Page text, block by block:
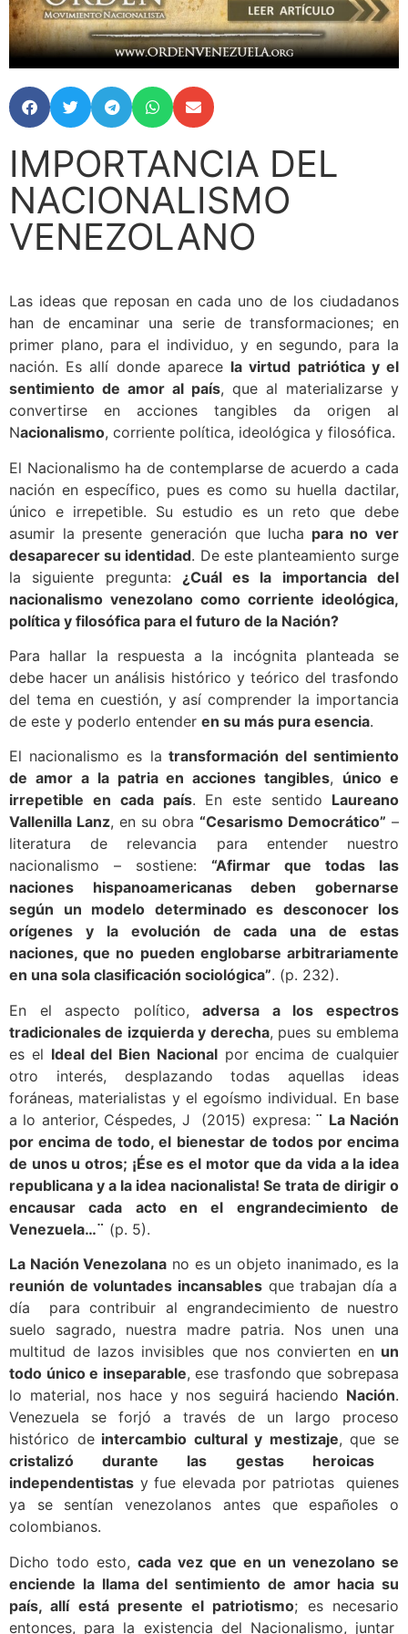
IMPORTANCIA DEL
NACIONALISMO
VENEZOLANO
Las ideas que reposan en cada uno de los ciudadanos
han de encaminar una serie de transformaciones; en
primer plano, para el individuo, y en segundo, para la
nación. Es allí donde aparece la virtud patriótica y el
sentimiento de amor al país, que al materializarse y
convertirse en acciones tangibles da origen al
Nacionalismo, corriente política, ideológica y filosófica.
El Nacionalismo ha de contemplarse de acuerdo a cada
nación en específico, pues es como su huella dactilar,
único e irrepetible. Su estudio es un reto que debe
asumir la presente generación que lucha para no ver
desaparecer su identidad. De este planteamiento surge
la siguiente pregunta: ¿Cuál es la importancia del
nacionalismo venezolano como corriente ideológica,
política y filosófica para el futuro de la Nación?
Para hallar la respuesta a la incógnita planteada se
debe hacer un análisis histórico y teórico del trasfondo
del tema en cuestión, y así comprender la importancia
de este y poderlo entender en su más pura esencia.
El nacionalismo es la transformación del sentimiento
de amor a la patria en acciones tangibles, único e
irrepetible en cada país. En este sentido Laureano
Vallenilla Lanz, en su obra “Cesarismo Democrático” –
literatura de relevancia para entender nuestro
nacionalismo – sostiene: “Afirmar que todas las
naciones hispanoamericanas deben gobernarse
según un modelo determinado es desconocer los
orígenes y la evolución de cada una de estas
naciones, que no pueden englobarse arbitrariamente
en una sola clasificación sociológica”. (p. 232).
En el aspecto político, adversa a los espectros
tradicionales de izquierda y derecha, pues su emblema
es el Ideal del Bien Nacionalpor encima de cualquier
otro interés, desplazando todas aquellas ideas
foráneas, materialistas y el egoísmo individual. En base
a lo anterior, Céspedes, J (2015) expresa: ¨ La Nación
por encima de todo, el bienestar de todos por encima
de unos u otros; ¡Ése es el motor que da vida a la idea
republicana y a la idea nacionalista! Se trata de dirigir o
encausar cada acto en el engrandecimiento de
Venezuela…¨ (p. 5).
La Nación Venezolana no es un objeto inanimado, es la
reunión de voluntades incansablesque trabajan día a
día para contribuir al engrandecimiento de nuestro
suelo sagrado, nuestra madre patria. Nos unen una
multitud de lazos invisibles que nos convierten enun
todo único e inseparable, ese trasfondo que sobrepasa
lo material, nos hace y nos seguirá haciendo Nación.
Venezuela se forjó a través de un largo proceso
histórico deintercambio cultural y mestizaje, que se
cristalizó durante las gestas heroicas
independentistas y fue elevada por patriotas quienes
ya se sentían venezolanos antes que españoles o
colombianos.
Dicho todo esto, cada vez que en un venezolano se
enciende la llama del sentimiento de amor hacia su
país, allí está presente el patriotismo; es necesario
entonces, para la existencia del Nacionalismo, juntar